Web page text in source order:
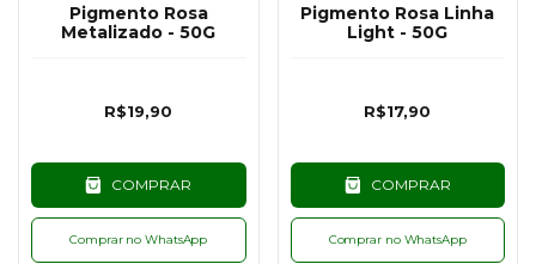
Pigmento Rosa
Metalizado - 50G
R$19,90
COMPRAR
Comprar no WhatsApp
Pigmento Rosa Linha
Light - 50G
R$17,90
COMPRAR
Comprar no WhatsApp